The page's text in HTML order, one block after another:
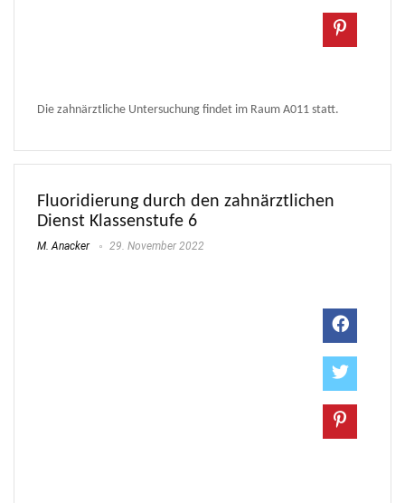
Die zahnärztliche Untersuchung findet im Raum A011 statt.
Fluoridierung durch den zahnärztlichen
Dienst Klassenstufe 6
M. Anacker 29. November 2022